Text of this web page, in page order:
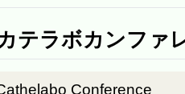
テラボカンファ
Conference